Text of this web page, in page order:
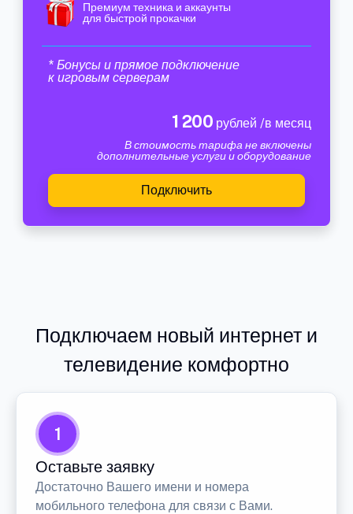
Премиум техника и аккаунты
для быстрой прокачки
* Бонусы и прямое подключение
к игровым серверам
1 200 рублей /в месяц
В стоимость тарифа не включены
дополнительные услуги и оборудование
Подключить
Подключаем новый интернет и
телевидение комфортно
1
Оставьте заявку
Достаточно Вашего имени и номера
мобильного телефона для связи с Вами.